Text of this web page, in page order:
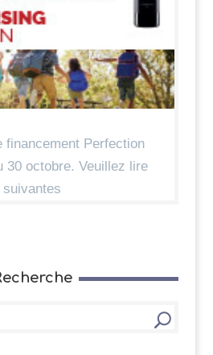
financement Perfection
30 octobre. Veuillez lire